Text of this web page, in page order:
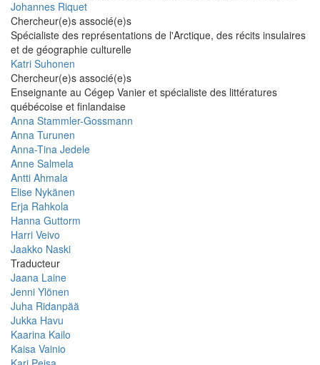
Johannes Riquet
Chercheur(e)s associé(e)s
Spécialiste des représentations de l'Arctique, des récits insulaires
et de géographie culturelle
Katri Suhonen
Chercheur(e)s associé(e)s
Enseignante au Cégep Vanier et spécialiste des littératures
québécoise et finlandaise
Anna Stammler-Gossmann
Anna Turunen
Anna-Tina Jedele
Anne Salmela
Antti Ahmala
Elise Nykänen
Erja Rahkola
Hanna Guttorm
Harri Veivo
Jaakko Naski
Traducteur
Jaana Laine
Jenni Ylönen
Juha Ridanpää
Jukka Havu
Kaarina Kailo
Kaisa Vainio